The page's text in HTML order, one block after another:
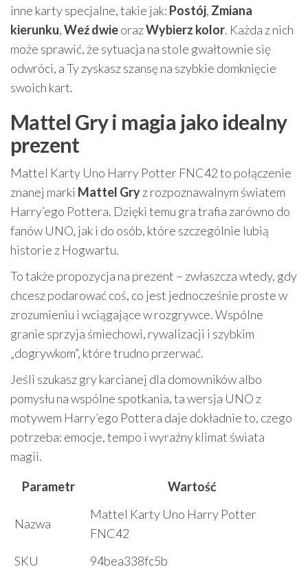
inne karty specjalne, takie jak: Postój, Zmiana
kierunku,Weź dwieorazWybierz kolor. Każda z nich
może sprawić, że sytuacja na stole gwałtownie się
odwróci, a Ty zyskasz szansę na szybkie domknięcie
swoich kart.
Mattel Gry i magia jako idealny
prezent
Mattel Karty Uno Harry Potter FNC42 to połączenie
znanej marki Mattel Gryz rozpoznawalnym światem
Harry’ego Pottera. Dzięki temu gra trafia zarówno do
fanów UNO, jak i do osób, które szczególnie lubią
historie z Hogwartu.
To także propozycja na prezent – zwłaszcza wtedy, gdy
chcesz podarować coś, co jest jednocześnie proste w
zrozumieniu i wciągające w rozgrywce. Wspólne
granie sprzyja śmiechowi, rywalizacji i szybkim
„dogrywkom”, które trudno przerwać.
Jeśli szukasz gry karcianej dla domowników albo
pomysłu na wspólne spotkania, ta wersja UNO z
motywem Harry’ego Pottera daje dokładnie to, czego
potrzeba: emocje, tempo i wyraźny klimat świata
magii.
Parametr
Wartość
Nazwa
Mattel Karty Uno Harry Potter
FNC42
SKU
94bea338fc5b